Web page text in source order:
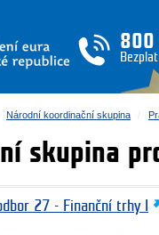
800
Národní koordinační skupina
skupina
27 - Finanční trhy I